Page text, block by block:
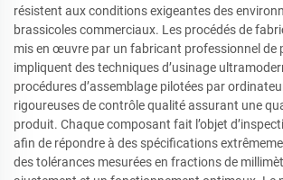
résistent aux conditions exigeantes des
brassicoles commerciaux. Les procédés de
mis en œuvre par un fabricant professionnel de
impliquent des techniques d’usinage
procédures d’assemblage pilotées par
rigoureuses de contrôle qualité assurant une
produit. Chaque composant fait l’objet
afin de répondre à des spécifications
des tolérances mesurées en fractions de